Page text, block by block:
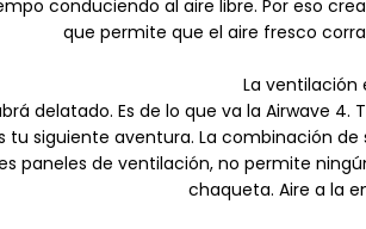
conduciendo al aire libre. Por eso
que permite que el aire fresco
La ventilación
delatado. Es de lo que va la Airwave
tu siguiente aventura. La combinación de
paneles de ventilación, no permite
chaqueta. Aire a la